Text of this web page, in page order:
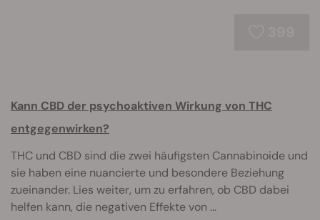
Kann CBD der psychoaktiven Wirkung von THC
entgegenwirken?
THC und CBD sind die zwei häufigsten Cannabinoide und
sie haben eine nuancierte und besondere Beziehung
zueinander. Lies weiter, um zu erfahren, ob CBD dabei
helfen kann, die negativen Effekte von ...